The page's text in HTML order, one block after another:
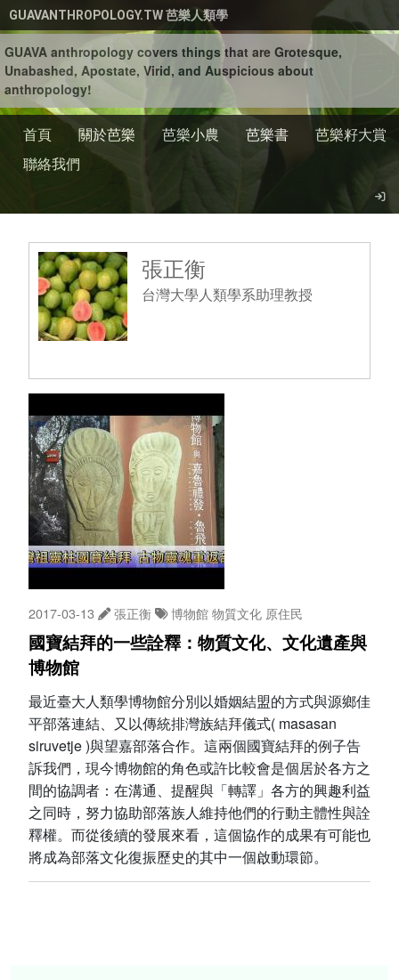
移至主內容
GUAVANTHROPOLOGY.TW 芭樂人類學
GUAVA anthropology covers things that are Grotesque,
Unabashed, Apostate, Virid, and Auspicious about
anthropology!
首頁 關於芭樂 芭樂小農 芭樂書
芭樂籽大賞
聯絡我們
張正衡
台灣大學人類學系助理教授
2017-03-13 張正衡 博物館物質文化 原住民
國寶結拜的一些詮釋：物質文化、文化遺產與
博物館
最近臺大人類學博物館分別以婚姻結盟的方式與源鄉佳
平部落連結、又以傳統排灣族結拜儀式( masasan
siruvetje )與望嘉部落合作。這兩個國寶結拜的例子告
訴我們，現今博物館的角色或許比較會是個居於各方之
間的協調者：在溝通、提醒與「轉譯」各方的興趣利益
之同時，努力協助部落族人維持他們的行動主體性與詮
釋權。而從後續的發展來看，這個協作的成果有可能也
將成為部落文化復振歷史的其中一個啟動環節。